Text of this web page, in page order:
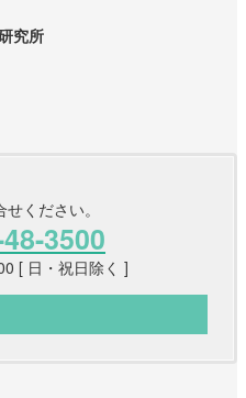
究所
ください。
3500
[ 日・祝日除く ]